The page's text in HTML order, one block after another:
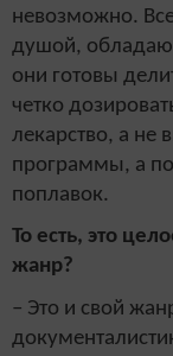
невозможно.
душой,
они готовы
четко
лекарство, а не
программы, а
поплавок.
То есть, это
жанр?
– Это и свой